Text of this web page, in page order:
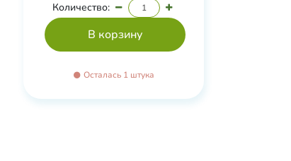
Количество:
Осталась 1 штука